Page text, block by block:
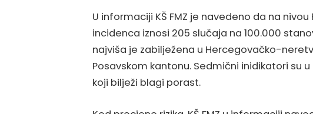
U informaciji KŠ FMZ je navedeno da na
incidenca iznosi 205 slučaja na 100.000
najviša je zabilježena u Hercegovačko-
Posavskom kantonu. Sedmični inidikatori su
koji bilježi blagi porast.